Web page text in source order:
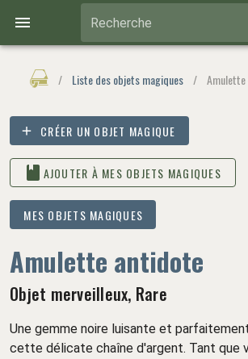
Recherche
/ Liste des objets magiques /
CRÉER UN OBJET MAGIQUE
AJOUTER À MES OBJETS MAGIQUES
MES OBJETS MAGIQUES
Amulette antidote
Objet merveilleux, Rare
Une gemme noire luisante et
cette délicate chaîne d'argent. Tant que